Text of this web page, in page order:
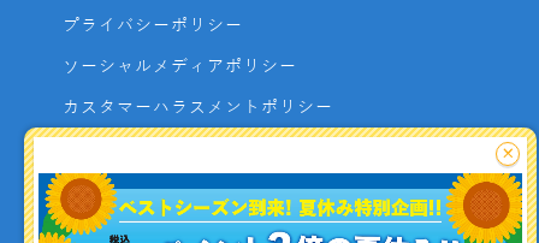
プライバシーポリシー
ソーシャルメディアポリシー
カスタマーハラスメントポリシー
よくあるご質問
お問い合わせ
×